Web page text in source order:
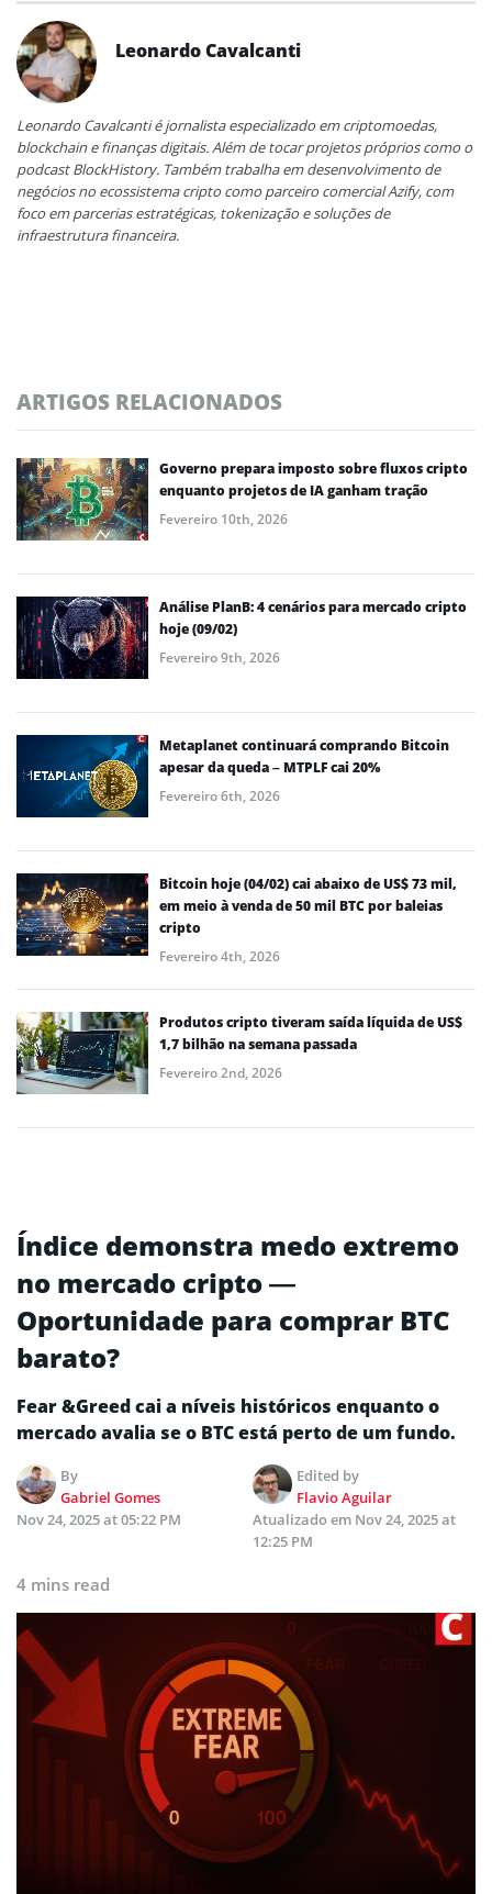
Leonardo Cavalcanti
Leonardo Cavalcanti é jornalista especializado em criptomoedas,
blockchain e finanças digitais. Além de tocar projetos próprios como o
podcast BlockHistory. Também trabalha em desenvolvimento de
negócios no ecossistema cripto como parceiro comercial Azify, com
foco em parcerias estratégicas, tokenização e soluções de
infraestrutura financeira.
ARTIGOS RELACIONADOS
Governo prepara imposto sobre fluxos cripto
enquanto projetos de IA ganham tração
Fevereiro 10th, 2026
Análise PlanB: 4 cenários para mercado cripto
hoje (09/02)
Fevereiro 9th, 2026
Metaplanet continuará comprando Bitcoin
apesar da queda – MTPLF cai 20%
Fevereiro 6th, 2026
Bitcoin hoje (04/02) cai abaixo de US$ 73 mil,
em meio à venda de 50 mil BTC por baleias
cripto
Fevereiro 4th, 2026
Produtos cripto tiveram saída líquida de US$
1,7 bilhão na semana passada
Fevereiro 2nd, 2026
Índice demonstra medo extremo
no mercado cripto —
Oportunidade para comprar BTC
barato?
Fear &Greed cai a níveis históricos enquanto o
mercado avalia se o BTC está perto de um fundo.
By
Gabriel Gomes
Edited by
Flavio Aguilar
Nov 24, 2025 at 05:22 PM
Atualizado em Nov 24, 2025 at
12:25 PM
4 mins read